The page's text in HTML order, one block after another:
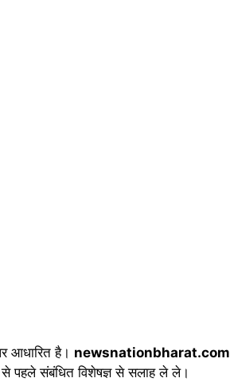
आधारित है। newsnationbharat.com
से पहले संबंधित विशेषज्ञ से सलाह ले ले।